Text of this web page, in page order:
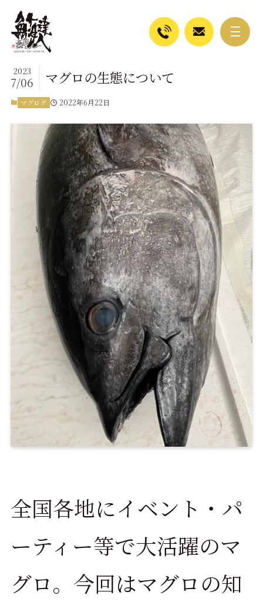
マグロの生態について
2023
7/06
マグログ 2022年6月22日
全国各地にイベント・パ
ーティー等で大活躍のマ
グロ。今回はマグロの知